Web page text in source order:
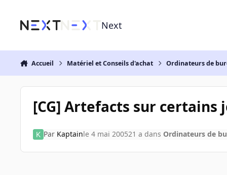
Next
Accueil Matériel et Conseils d'achat Ordinateurs de
[CG] Artefacts sur certains
Par Kaptainle 4 mai 200521 a dans Ordinateurs de